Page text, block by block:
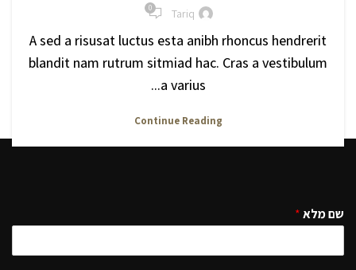
Tariq
0
A sed a risusat luctus esta anibh rhoncus hendrerit
blandit nam rutrum sitmiad hac. Cras a vestibulum
a varius...
Continue Reading
שם מלא*